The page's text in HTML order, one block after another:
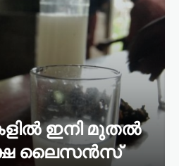
ഇനി മുതൽ
ലൈസൻസ്